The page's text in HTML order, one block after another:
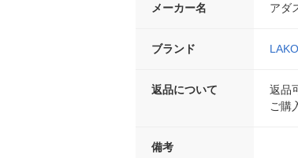
メーカー名 アダ
ブランド
返品について
返品
ご購
備考